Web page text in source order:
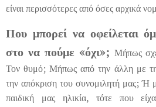
είναι περισσότερες από όσες αρχικά
Που μπορεί να οφείλεται
στο να πούμε «όχι»; Μήπως
Τον θυμό; Μήπως από την άλλη με
την απόκριση του συνομιλητή μας; Ή
παιδική μας ηλικία, τότε που